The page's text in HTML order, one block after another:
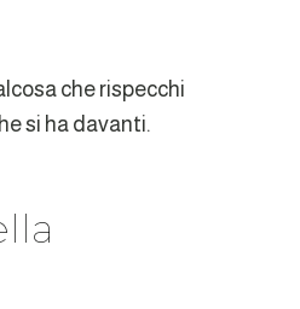
che rispecchi
si ha davanti.